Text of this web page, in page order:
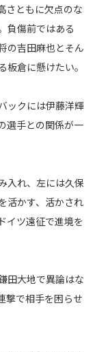
さともに欠点のな
負傷前ではある
の吉田麻也とそん
倉に懸けたい。
ックには伊藤洋輝
選手との関係が一
入れ、左には久保
活かす、活かされ
イツ遠征で進境を
田大地で異論はな
撃で相手を困らせ